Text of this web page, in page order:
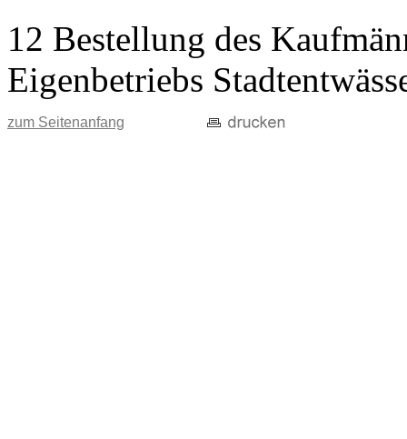
12 Bestellung des
Eigenbetriebs
zum Seitenanfang